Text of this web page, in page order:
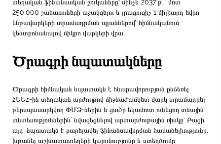
տեղական ֆինանսական շուկաները՝ մինչև 2037 թ․ մոտ
250,000 շահառուների աջակցելու և լրացուցիչ 1 միլիարդ եվրո
ենթավարկերի տրամադրման պլաններով՝ հիմնականում
կենտրոնանալով միկրո վարկերի վրա:
Ծրագրի նպատակները
Ծրագրի հիմնական նպատակն է հնարավորություն ընձեռել
ՀԵԵՀ-ին տեղական արժույթով միջնաժամկետ վարկ տրամադրել
թերսպասարկվող ՓՄՁ-ներին և ցածր եկամուտ ունեցող տնային
տնտեսություններին` նվազեցնելով արտարժութային ռիսկը: Բացի
այդ, նպատակն է բարելավել ֆինանսավորման հասանելիությունը,
խթանել աշխատատեղերի կայունությունը և ստեղծումը,